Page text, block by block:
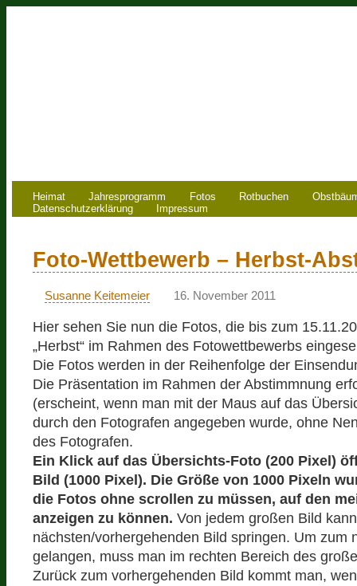
Heimat Jahresprogramm Fotos Rotbuchen
Datenschutzerklärung
Impressum
Foto-Wettbewerb – Herbst-
Susanne Keitemeier 16. November 2011
Hier sehen Sie nun die Fotos, die bis zum
„Herbst“ im Rahmen des Fotowettbewerbs
Die Fotos werden in der Reihenfolge der
Die Präsentation im Rahmen der Abstimmnung
(erscheint, wenn man mit der Maus auf das
durch den Fotografen angegeben wurde, ohne
des Fotografen.
Ein Klick auf das Übersichts-Foto (200 Pixel)
Bild (1000 Pixel). Die Größe von 1000 Pixeln
die Fotos ohne scrollen zu müssen, auf den
anzeigen zu können. Von jedem großen Bild
nächsten/vorhergehenden Bild springen. Um zum
gelangen, muss man im rechten Bereich des
Zurück zum vorhergehenden Bild kommt man,